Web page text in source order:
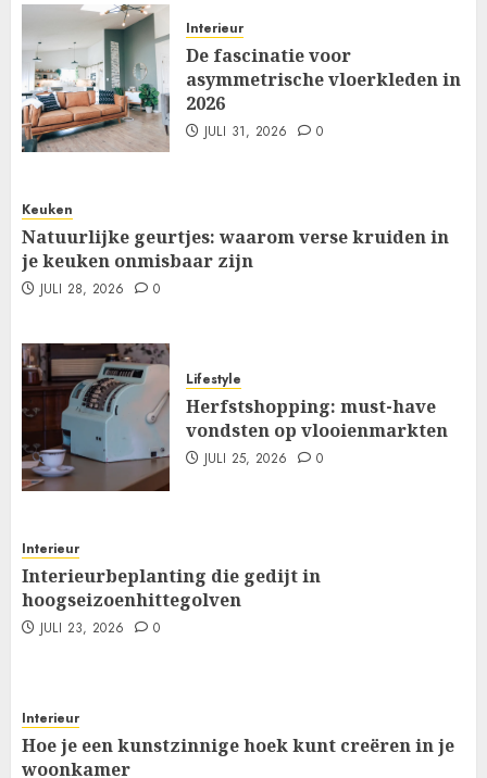
Interieur
De fascinatie voor
asymmetrische vloerkleden in
2026
JULI 31, 2026 0
Keuken
Natuurlijke geurtjes: waarom verse kruiden in
je keuken onmisbaar zijn
JULI 28, 2026 0
Lifestyle
Herfstshopping: must-have
vondsten op vlooienmarkten
JULI 25, 2026 0
Interieur
Interieurbeplanting die gedijt in
hoogseizoenhittegolven
JULI 23, 2026 0
Interieur
Hoe je een kunstzinnige hoek kunt creëren in je
woonkamer